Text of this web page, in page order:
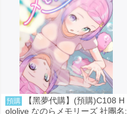
預購
【黑夢代購】(預購)C108 H
ololive なのらメモリーズ 社團名: